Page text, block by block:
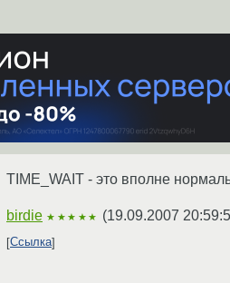
TIME_WAIT - это вполне
birdie ★★★★★ (19.09.2007
Ссылка